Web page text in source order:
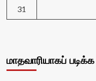
31
மாதவாரியாகப் படிக்க